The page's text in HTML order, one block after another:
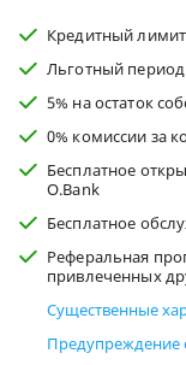
Кредитный
Льготный
5% на остаток
0% комиссии за
Бесплатное
O.Bank
Бесплатное
Реферальная
привлеченных
Существенные
Предупреждение